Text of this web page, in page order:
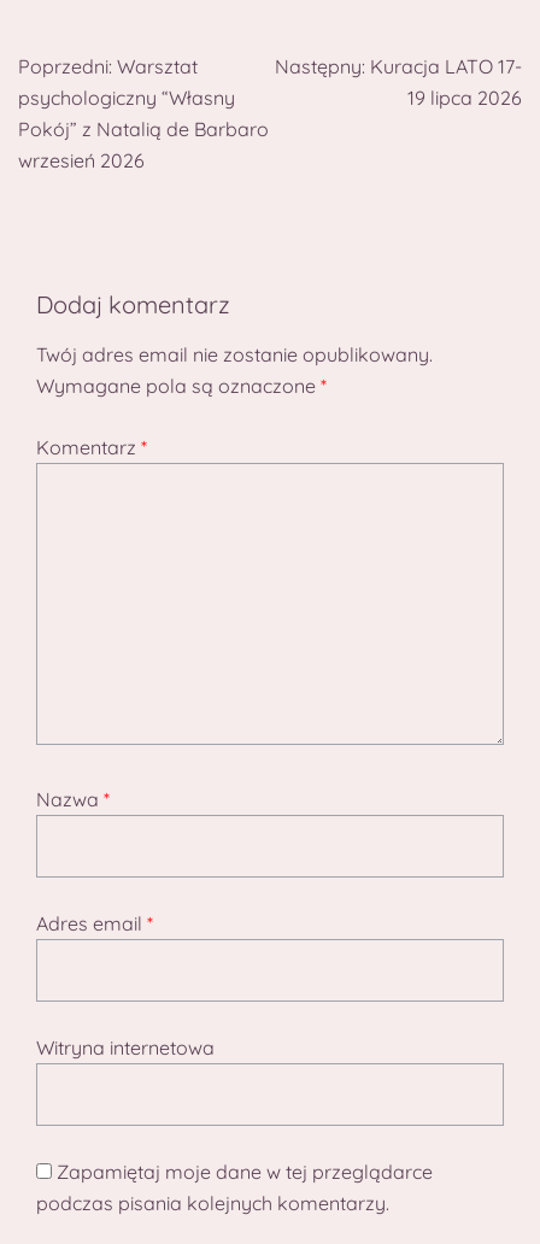
Poprzedni: Warsztat
psychologiczny “Własny
Pokój” z Natalią de Barbaro
wrzesień 2026
Następny: Kuracja LATO 17-
19 lipca 2026
Dodaj komentarz
Twój adres email nie zostanie opublikowany.
Wymagane pola są oznaczone *
Komentarz *
Nazwa *
Adres email *
Witryna internetowa
Zapamiętaj moje dane w tej przeglądarce
podczas pisania kolejnych komentarzy.